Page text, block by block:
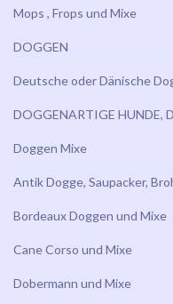
Mops , Frops und Mixe
DOGGEN
Deutsche oder Dänische
DOGGENARTIGE HUNDE,
Doggen Mixe
Antik Dogge, Saupacker,
Bordeaux Doggen und Mixe
Cane Corso und Mixe
Dobermann und Mixe